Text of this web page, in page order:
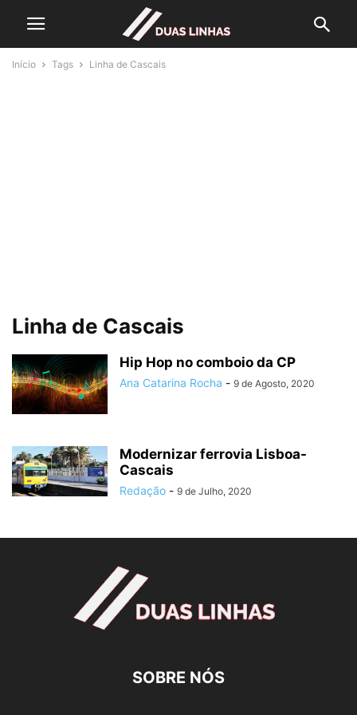
Início Tags Linha de Cascais
Linha de Cascais
Hip Hop no comboio da CP
Ana Catarina Rocha - 9 de Agosto, 2020
Modernizar ferrovia Lisboa-
Cascais
Redação - 9 de Julho, 2020
SOBRE NÓS